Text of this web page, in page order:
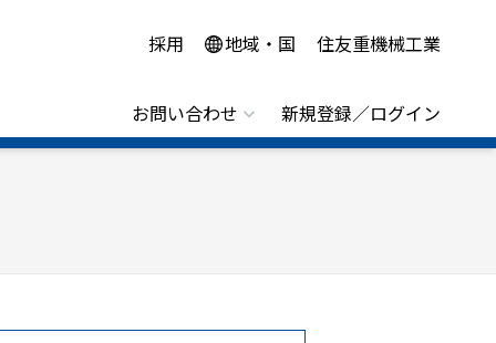
採用 地域・国 住友重機械工業
お問い合わせ 新規登録／ログイン